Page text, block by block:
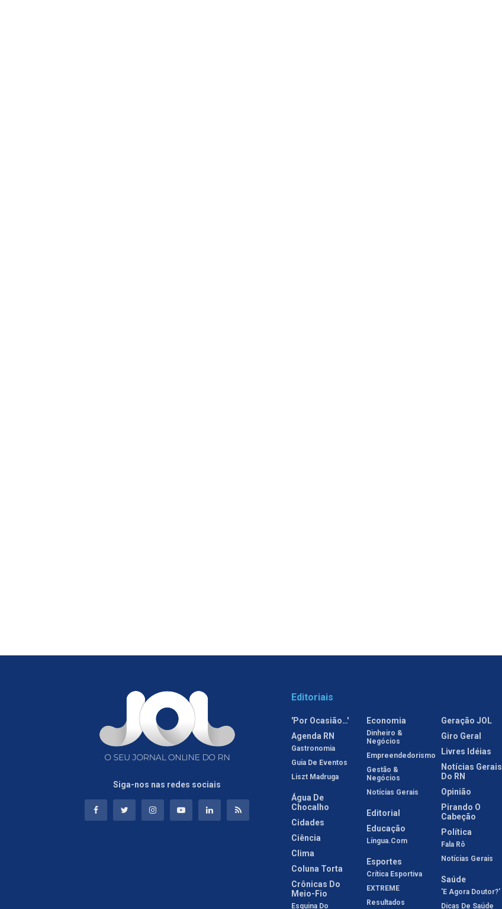
Siga-nos nas redes sociais
Editoriais
'Por Ocasião…'
Agenda RN
Gastronomia
Guia De Eventos
Liszt Madruga
Água De
Chocalho
Cidades
Ciência
Clima
Coluna Torta
Crônicas Do
Meio-Fio
Esquina Do
Economia
Dinheiro &
Negócios
Empreendedorismo
Gestão &
Negócios
Notícias Gerais
Editorial
Educação
Língua.com
Esportes
Crítica Esportiva
EXTREME
Resultados
Geração JOL
Giro Geral
Livres Idéias
Notícias Gerais
Do RN
Opinião
Pirando O
Cabeção
Política
Fala Rô
Notícias Gerais
Saúde
'E Agora Doutor?'
Dicas De Saúde